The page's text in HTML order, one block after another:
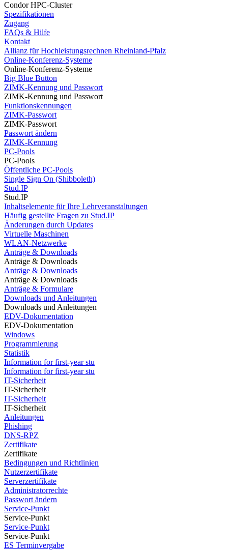
Condor HPC-Cluster
Spezifikationen
Zugang
FAQs & Hilfe
Kontakt
Allianz für Hochleistungsrechnen Rheinland-Pfalz
Online-Konferenz-Systeme
Online-Konferenz-Systeme
Big Blue Button
ZIMK-Kennung und Passwort
ZIMK-Kennung und Passwort
Funktionskennungen
ZIMK-Passwort
ZIMK-Passwort
Passwort ändern
ZIMK-Kennung
PC-Pools
PC-Pools
Öffentliche PC-Pools
Single Sign On (Shibboleth)
Stud.IP
Stud.IP
Inhaltselemente für Ihre Lehrveranstaltungen
Häufig gestellte Fragen zu Stud.IP
Änderungen durch Updates
Virtuelle Maschinen
WLAN-Netzwerke
Anträge & Downloads
Anträge & Downloads
Anträge & Downloads
Anträge & Downloads
Anträge & Formulare
Downloads und Anleitungen
Downloads und Anleitungen
EDV-Dokumentation
EDV-Dokumentation
Windows
Programmierung
Statistik
Information for first-year stu
Information for first-year stu
IT-Sicherheit
IT-Sicherheit
IT-Sicherheit
IT-Sicherheit
Anleitungen
Phishing
DNS-RPZ
Zertifikate
Zertifikate
Bedingungen und Richtlinien
Nutzerzertifikate
Serverzertifikate
Administratorrechte
Passwort ändern
Service-Punkt
Service-Punkt
Service-Punkt
Service-Punkt
ES Terminvergabe